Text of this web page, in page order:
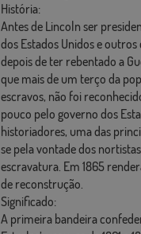
História:
Antes de Lincoln ser
dos Estados Unidos e
depois de ter rebentado a
que mais de um terço da
escravos, não foi
pouco pelo governo dos
historiadores, uma das
se pela vontade dos
escravatura. Em 1865
de reconstrução.
Significado:
A primeira bandeira